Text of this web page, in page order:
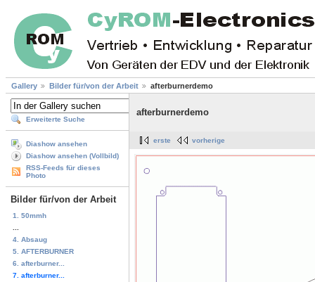
Gallery Bilder für/von der Arbeit afterburnerdemo
Erweiterte Suche
Diashow ansehen
Diashow ansehen (Vollbild)
RSS-Feeds für dieses
Photo
Bilder für/von der Arbeit
1. 50mmh
4. Absaug
5. AFTERBURNER
6. afterburner...
7. afterburner...
afterburnerdemo
erste vorherige